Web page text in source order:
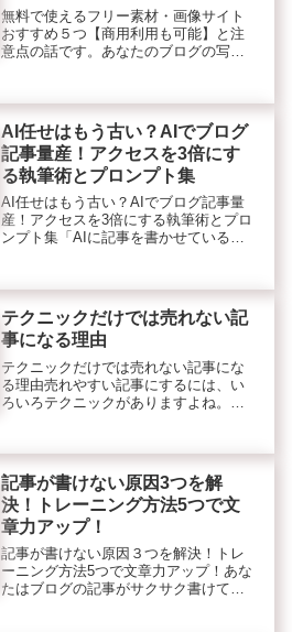
無料で使えるフリー素材・画像サイト
おすすめ５つ【商用利用も可能】と注
意点の話です。あなたのブログの写真
ホで撮れますから、案外自分で撮影し
たものを使うケースも多いかもです
ね。...
AI任せはもう古い？AIでブログ
記事量産！アクセスを3倍にす
る執筆術とプロンプト集
AI任せはもう古い？AIでブログ記事量
産！アクセスを3倍にする執筆術とプロ
ンプト集「AIに記事を書かせているの
か？実は今、AIに丸投げしただけの
「無個性な記事」は、検索エンジン
か...
テクニックだけでは売れない記
事になる理由
テクニックだけでは売れない記事にな
る理由売れやすい記事にするには、い
ろいろテクニックがありますよね。し
す。テクニック以外に何が必要か？と
いうと
記事が書けない原因3つを解
決！トレーニング方法5つで文
章力アップ！
記事が書けない原因３つを解決！トレ
ーニング方法5つで文章力アップ！あな
たはブログの記事がサクサク書けてい